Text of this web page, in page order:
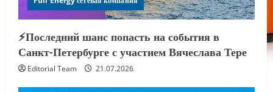
⚡️Последний шанс попасть на события в
Санкт-Петербурге с участием Вячеслава Тере
Editorial Team 21.07.2026